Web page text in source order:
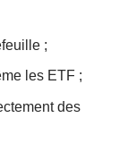
;
les ETF ;
des